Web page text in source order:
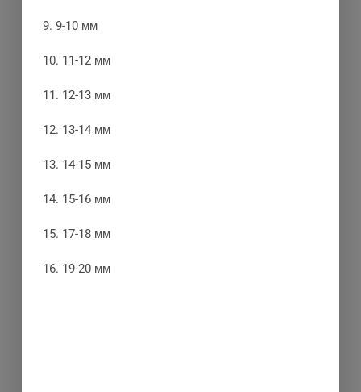
9. 9-10 мм
10. 11-12 мм
11. 12-13 мм
12. 13-14 мм
13. 14-15 мм
14. 15-16 мм
15. 17-18 мм
16. 19-20 мм